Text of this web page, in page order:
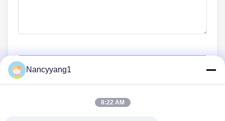
Nancyyang1
8:22 AM